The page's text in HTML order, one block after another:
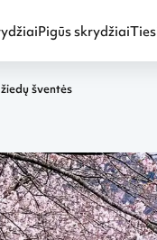
Pigūs skrydžiai
šventės